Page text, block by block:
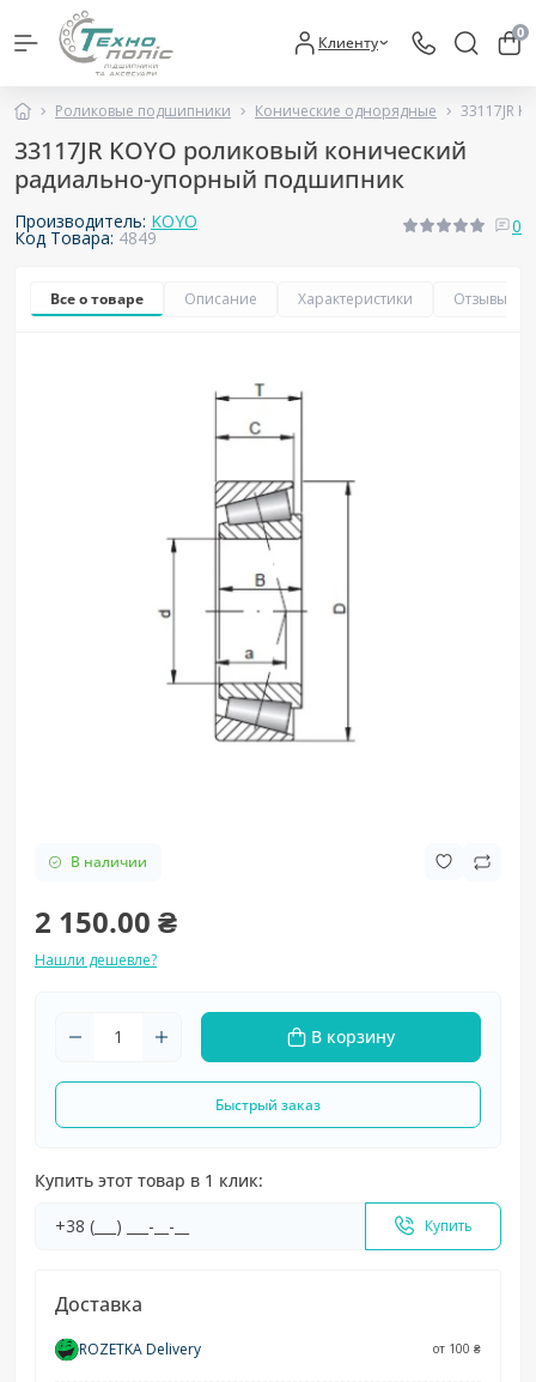
Клиенту 0
Роликовые подшипники Конические однорядные 33117JR
33117JR KOYO роликовый конический
радиально-упорный подшипник
Производитель: KOYO
Код Товара: 4849
0
Все о товаре Описание Характеристики Отзывы
В наличии
2 150.00 ₴
Нашли дешевле?
В корзину
Быстрый заказ
Купить этот товар в 1 клик:
Купить
Доставка
ROZETKA Delivery от 100 ₴